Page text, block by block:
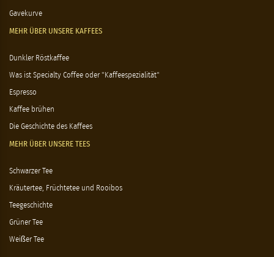
Gavekurve
MEHR ÜBER UNSERE KAFFEES
Dunkler Röstkaffee
Was ist Specialty Coffee oder "Kaffeespezialität"
Espresso
Kaffee brühen
Die Geschichte des Kaffees
MEHR ÜBER UNSERE TEES
Schwarzer Tee
Kräutertee, Früchtetee und Rooibos
Teegeschichte
Grüner Tee
Weißer Tee